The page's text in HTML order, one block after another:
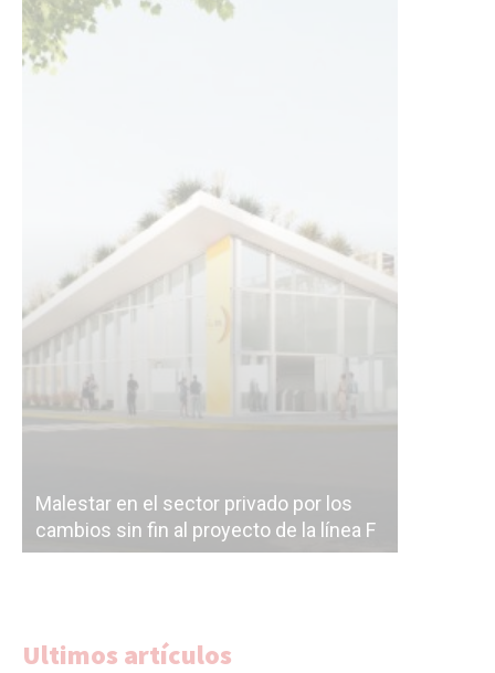
Malestar en el sector privado por los
cambios sin fin al proyecto de la línea F
Ultimos artículos